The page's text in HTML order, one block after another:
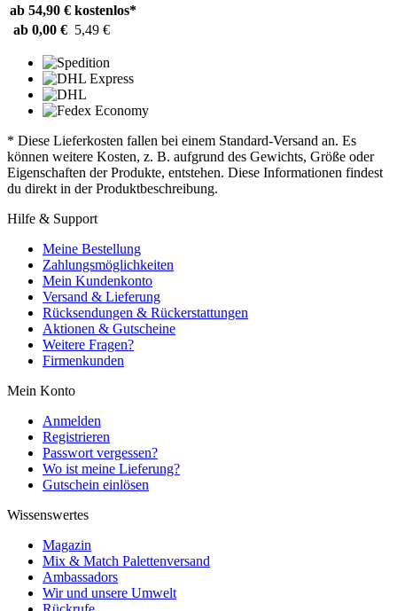
ab 54,90 € kostenlos*
ab 0,00 € 5,49 €
* Diese Lieferkosten fallen bei einem Standard-Versand an. Es
können weitere Kosten, z. B. aufgrund des Gewichts, Größe oder
Eigenschaften der Produkte, entstehen. Diese Informationen findest
du direkt in der Produktbeschreibung.
Hilfe & Support
Meine Bestellung
Zahlungsmöglichkeiten
Mein Kundenkonto
Versand & Lieferung
Rücksendungen & Rückerstattungen
Aktionen & Gutscheine
Weitere Fragen?
Firmenkunden
Mein Konto
Anmelden
Registrieren
Passwort vergessen?
Wo ist meine Lieferung?
Gutschein einlösen
Wissenswertes
Magazin
Mix & Match Palettenversand
Ambassadors
Wir und unsere Umwelt